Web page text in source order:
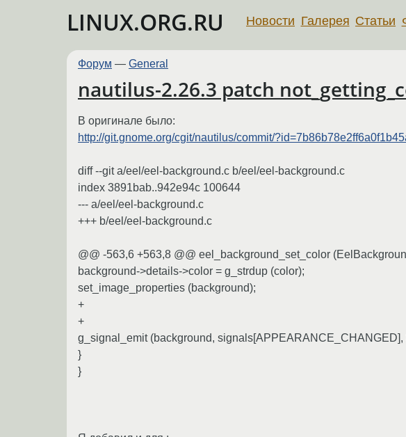
LINUX.ORG.RU Новости Галерея Статьи
Форум — General
nautilus-2.26.3 patch
В оригинале было:
http://git.gnome.org/cgit/nautilus/commit/
diff --git a/eel/eel-background.c b/eel/eel-background.c
index 3891bab..942e94c 100644
--- a/eel/eel-background.c
+++ b/eel/eel-background.c
@@ -563,6 +563,8 @@ eel_background_set_color
background->details->color = g_strdup (color);
set_image_properties (background);
+
+
g_signal_emit (background, signals[APPEARANCE_CHANGED],
}
}